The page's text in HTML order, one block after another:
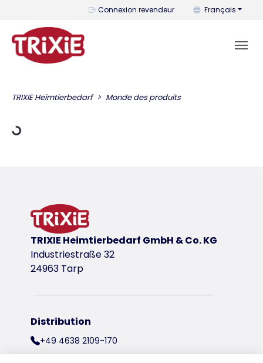
Connexion revendeur Vous pouvez
Français
TRIXIE Heimtierbedarf Monde des produits
TRIXIE Heimtierbedarf GmbH & Co. KG
Industriestraße 32
24963 Tarp
Distribution
+49 4638 2109-170